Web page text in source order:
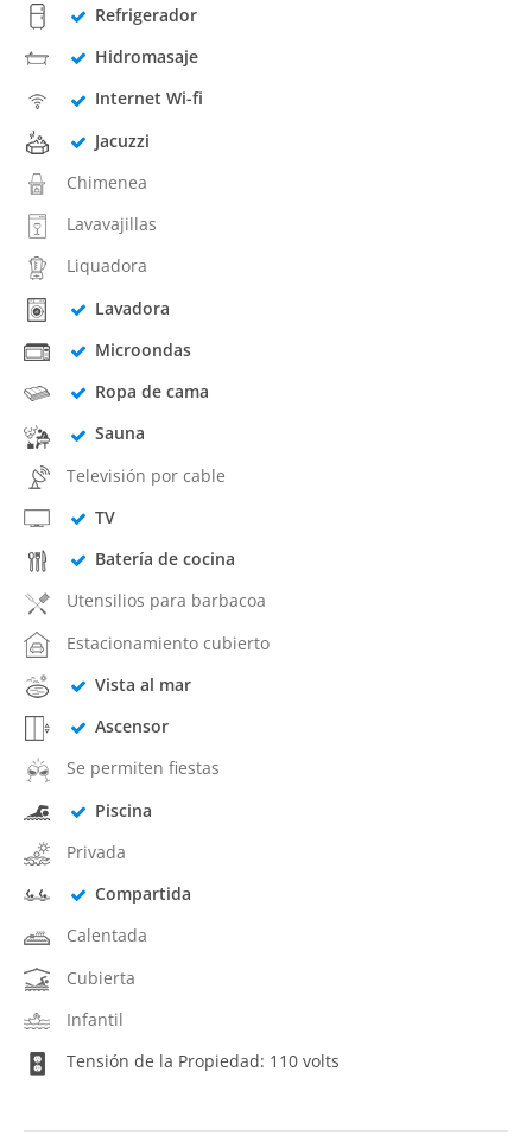
Refrigerador
Hidromasaje
Internet Wi-fi
Jacuzzi
Chimenea
Lavavajillas
Liquadora
Lavadora
Microondas
Ropa de cama
Sauna
Televisión por cable
TV
Batería de cocina
Utensilios para barbacoa
Estacionamiento cubierto
Vista al mar
Ascensor
Se permiten fiestas
Piscina
Privada
Compartida
Calentada
Cubierta
Infantil
Tensión de la Propiedad: 110 volts